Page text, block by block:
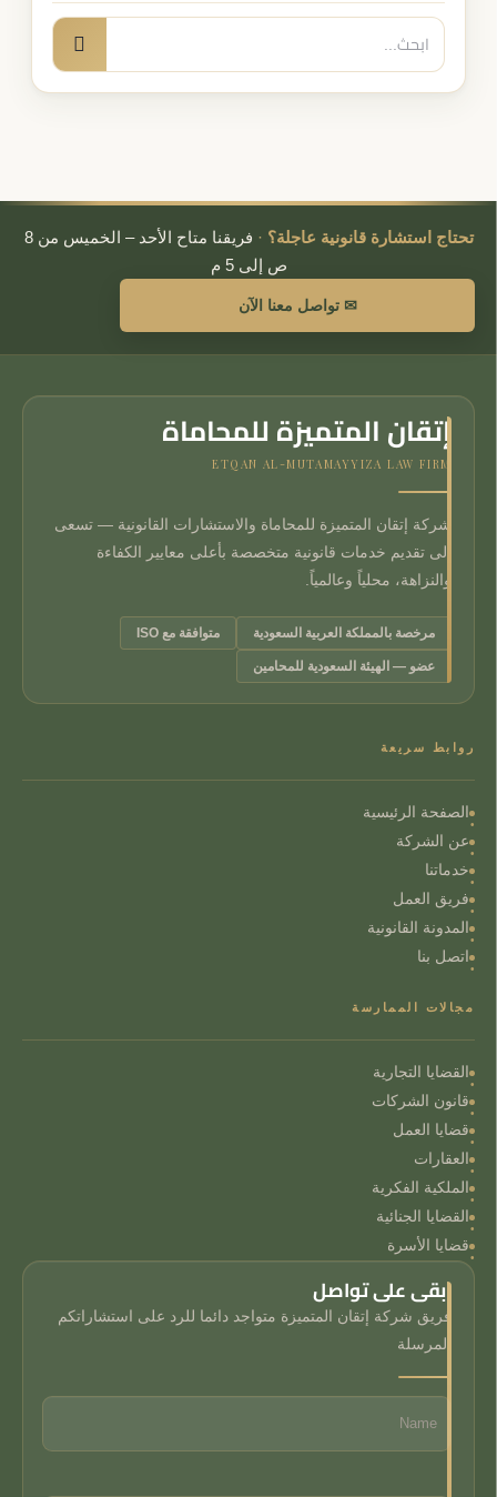
البحث
عن:
بحث
تحتاج استشارة قانونية عاجلة؟ ·
فريقنا متاح الأحد – الخميس من 8
ص إلى 5 م
✉ تواصل معنا الآن
إتقان المتميزة للمحاماة
ETQAN AL-MUTAMAYYIZA LAW FIRM
شركة إتقان المتميزة للمحاماة والاستشارات القانونية — تسعى
إلى تقديم خدمات قانونية متخصصة بأعلى معايير الكفاءة
والنزاهة، محلياً وعالمياً.
مرخصة بالمملكة العربية السعودية متوافقة مع ISO
عضو — الهيئة السعودية للمحامين
روابط سريعة
الصفحة الرئيسية
عن الشركة
خدماتنا
فريق العمل
المدونة القانونية
اتصل بنا
مجالات الممارسة
القضايا التجارية
قانون الشركات
قضايا العمل
العقارات
الملكية الفكرية
القضايا الجنائية
قضايا الأسرة
ابقى على تواصل
فريق شركة إتقان المتميزة متواجد دائما للرد على استشاراتكم
المرسلة